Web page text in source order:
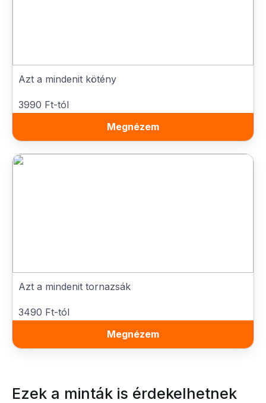
Azt a mindenit kötény
3990 Ft-tól
Megnézem
Azt a mindenit tornazsák
3490 Ft-tól
Megnézem
Ezek a minták is érdekelhetnek